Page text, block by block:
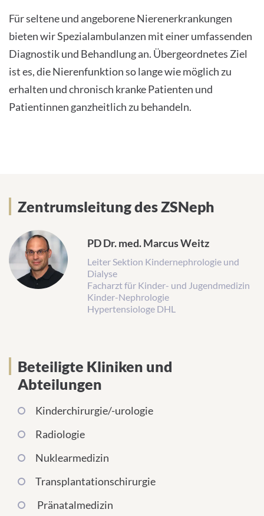
Für seltene und angeborene Nierenerkrankungen
bieten wir Spezialambulanzen mit einer umfassenden
Diagnostik und Behandlung an. Übergeordnetes Ziel
ist es, die Nierenfunktion so lange wie möglich zu
erhalten und chronisch kranke Patienten und
Patientinnen ganzheitlich zu behandeln.
Zentrumsleitung des ZSNeph
PD Dr. med. Marcus Weitz
Leiter Sektion Kindernephrologie und
Dialyse
Facharzt für Kinder- und Jugendmedizin
Kinder-Nephrologie
Hypertensiologe DHL
Beteiligte Kliniken und
Abteilungen
Kinderchirurgie/-urologie
Radiologie
Nuklearmedizin
Transplantationschirurgie
Pränatalmedizin